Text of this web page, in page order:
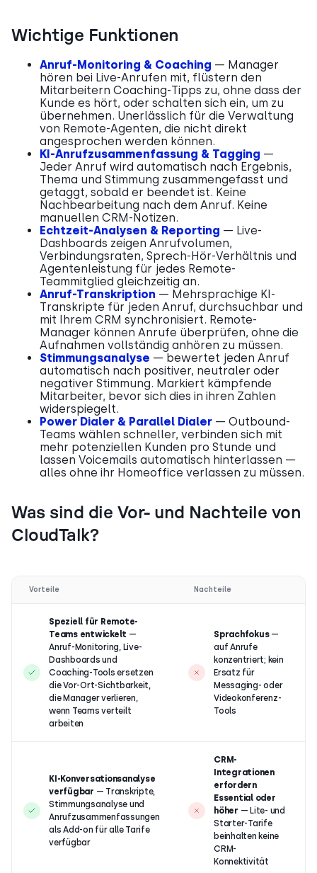
Wichtige Funktionen
Anruf-Monitoring & Coaching — Manager
hören bei Live-Anrufen mit, flüstern den
Mitarbeitern Coaching-Tipps zu, ohne dass der
Kunde es hört, oder schalten sich ein, um zu
übernehmen. Unerlässlich für die Verwaltung
von Remote-Agenten, die nicht direkt
angesprochen werden können.
KI-Anrufzusammenfassung & Tagging —
Jeder Anruf wird automatisch nach Ergebnis,
Thema und Stimmung zusammengefasst und
getaggt, sobald er beendet ist. Keine
Nachbearbeitung nach dem Anruf. Keine
manuellen CRM-Notizen.
Echtzeit-Analysen & Reporting — Live-
Dashboards zeigen Anrufvolumen,
Verbindungsraten, Sprech-Hör-Verhältnis und
Agentenleistung für jedes Remote-
Teammitglied gleichzeitig an.
Anruf-Transkription — Mehrsprachige KI-
Transkripte für jeden Anruf, durchsuchbar und
mit Ihrem CRM synchronisiert. Remote-
Manager können Anrufe überprüfen, ohne die
Aufnahmen vollständig anhören zu müssen.
Stimmungsanalyse — bewertet jeden Anruf
automatisch nach positiver, neutraler oder
negativer Stimmung. Markiert kämpfende
Mitarbeiter, bevor sich dies in ihren Zahlen
widerspiegelt.
Power Dialer & Parallel Dialer — Outbound-
Teams wählen schneller, verbinden sich mit
mehr potenziellen Kunden pro Stunde und
lassen Voicemails automatisch hinterlassen —
alles ohne ihr Homeoffice verlassen zu müssen.
Was sind die Vor- und Nachteile von
CloudTalk?
Vorteile Nachteile
Speziell für Remote-
Teams entwickelt —
Anruf-Monitoring, Live-
Dashboards und
Coaching-Tools ersetzen
die Vor-Ort-Sichtbarkeit,
die Manager verlieren,
wenn Teams verteilt
arbeiten
Sprachfokus—
auf Anrufe
konzentriert; kein
Ersatz für
Messaging- oder
Videokonferenz-
Tools
KI-Konversationsanalyse
verfügbar — Transkripte,
Stimmungsanalyse und
Anrufzusammenfassungen
als Add-on für alle Tarife
verfügbar
CRM-
Integrationen
erfordern
Essential oder
höher — Lite- und
Starter-Tarife
beinhalten keine
CRM-
Konnektivität